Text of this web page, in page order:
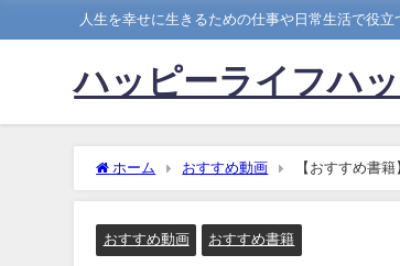
人生を幸せに生きるための仕事や日常生活で役
ハッピーライフハ
ホーム おすすめ動画
【おすすめ書
博士が語る 自分でできる子に育つ ほめ方 叱
おすすめ動画 おすすめ書籍